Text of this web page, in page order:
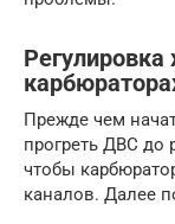
Регулировка
Прежде чем
прогреть ДВС до
чтобы
каналов. Далее